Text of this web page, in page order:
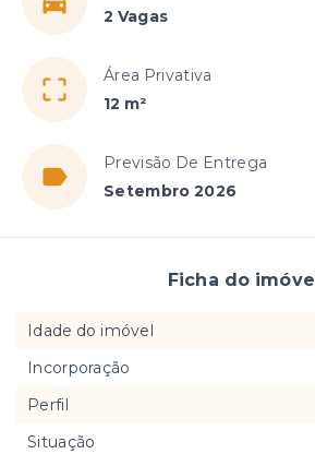
2 Vagas
Área Privativa
12 m²
Previsão De Entrega
Setembro 2026
Ficha do imóvel
Idade do imóvel
Incorporação
Perfil
Situação